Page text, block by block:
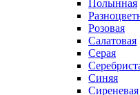
Полынная
Розовая
Салатовая
Серая
Синяя
Сиреневая